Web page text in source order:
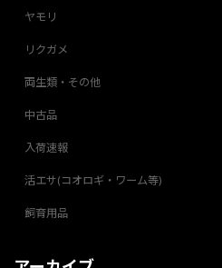
ヤモリ
リクガメ
両生類・その他
中古品
入荷速報
活エサ(コオロギ・ワーム等)
飼育用品